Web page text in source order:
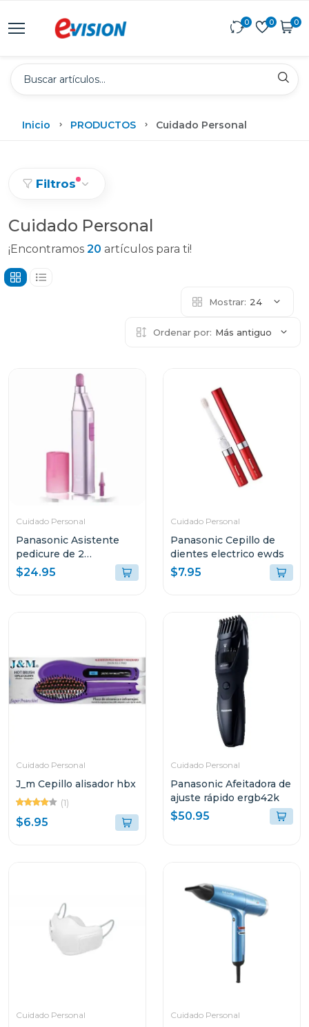
0 0 0
Inicio PRODUCTOS Cuidado Personal
Filtros
Cuidado Personal
¡Encontramos 20 artículos para ti!
Mostrar: 24
Ordenar por: Más antiguo
Cuidado Personal
Panasonic Asistente
pedicure de 2
velocidades
$24.95
Cuidado Personal
Panasonic Cepillo de
dientes electrico ewds
$7.95
Cuidado Personal
J_m Cepillo alisador hbx
(1)
$6.95
Cuidado Personal
Panasonic Afeitadora de
ajuste rápido ergb42k
$50.95
Cuidado Personal Cuidado Personal